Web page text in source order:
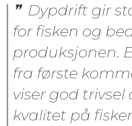
Dypdrift gir
for fisken og
produksjonen.
fra første
viser god trivsel
kvalitet på